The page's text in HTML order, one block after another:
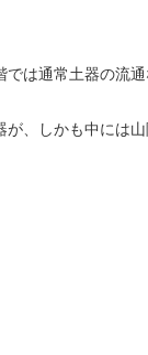
は通常土器の流
、しかも中には